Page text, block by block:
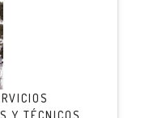
Y TÉCNICOS